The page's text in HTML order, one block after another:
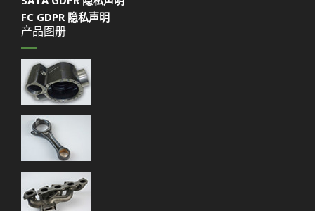
FC GDPR 隐私声明
产品图册